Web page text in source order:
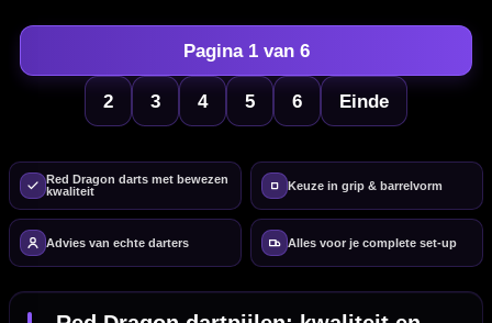
Pagina 1 van 6
2 3 4 5 6 Einde
Red Dragon darts met bewezen
kwaliteit
Keuze in grip & barrelvorm
Advies van echte darters Alles voor je complete set-up